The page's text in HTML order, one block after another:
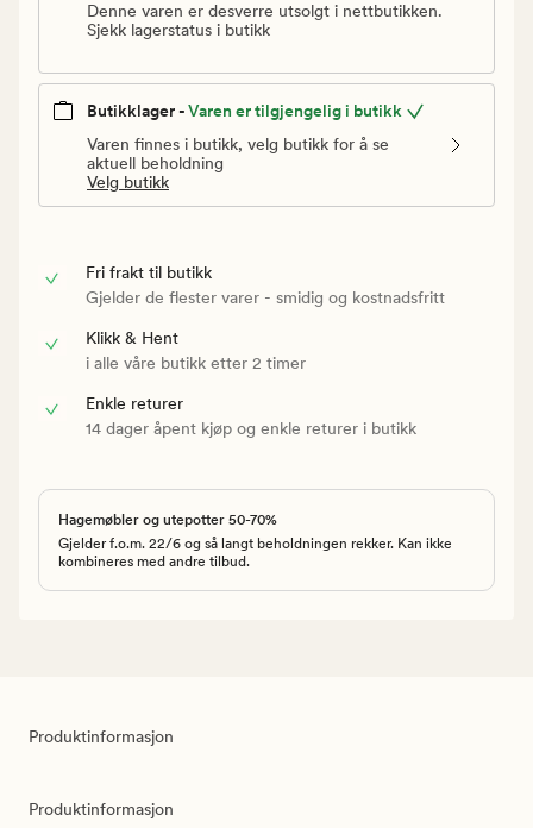
Denne varen er desverre utsolgt i nettbutikken.
Sjekk lagerstatus i butikk
Butikklager -Varen er tilgjengelig i butikk
Varen finnes i butikk, velg butikk for å se
aktuell beholdning
Velg butikk
Fri frakt til butikk
Gjelder de flester varer - smidig og kostnadsfritt
Klikk & Hent
i alle våre butikk etter 2 timer
Enkle returer
14 dager åpent kjøp og enkle returer i butikk
Hagemøbler og utepotter 50-70%
Gjelder f.o.m. 22/6 og så langt beholdningen rekker. Kan ikke
kombineres med andre tilbud.
Produktinformasjon
Produktinformasjon